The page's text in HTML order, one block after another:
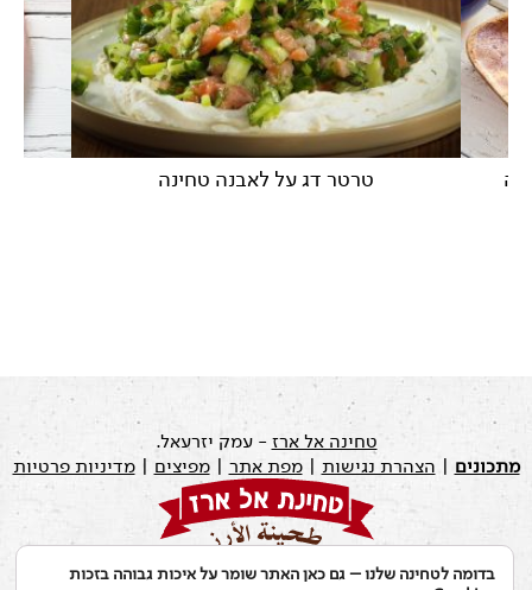
טרטר דג על לאבנה טחינה
טחינה אל ארז- עמק יזרעאל.
מתכונים | הצהרת נגישות |מפת אתר |מפיצים |מדיניות פרטיות
בדומה לטחינה שלנו – גם כאן האתר שומר על איכות גבוהה בזכות